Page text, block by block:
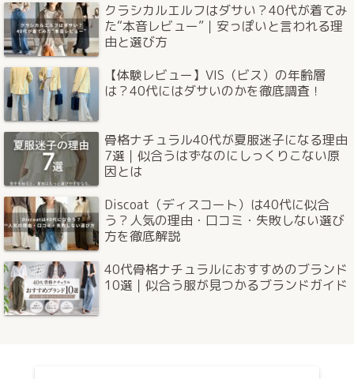
クラシカルエルフはダサい？40代が着てみ
た“本音レビュー”｜安っぽいと言われる理
由と選び方
【体験レビュー】VIS（ビス）の年齢層
は？40代にはダサいのかを徹底調査！
骨格ナチュラル40代が夏服迷子になる理由
7選｜似合うはずなのにしっくりこない原
因とは
Discoat（ディスコート）は40代に似合
う？人気の理由・口コミ・失敗しない選び
方を徹底解説
40代骨格ナチュラルにおすすめのブランド
10選｜似合う服が見つかるブランドガイド